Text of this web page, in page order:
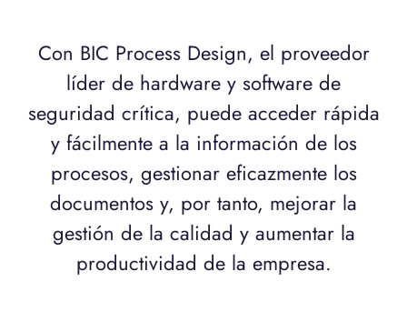
Con BIC Process Design, el proveedor
líder de hardware y software de
seguridad crítica, puede acceder rápida
y fácilmente a la información de los
procesos, gestionar eficazmente los
documentos y, por tanto, mejorar la
gestión de la calidad y aumentar la
productividad de la empresa.